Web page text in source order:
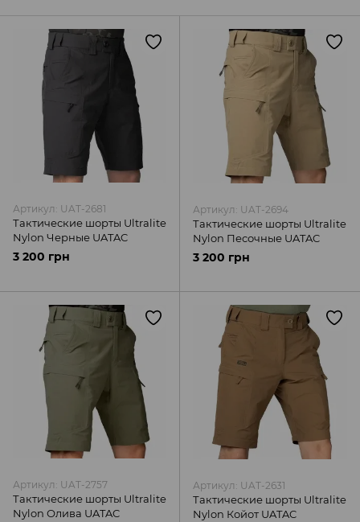
Артикул: UAT-2681
Тактические шорты Ultralite
Nylon Черные UATAC
3 200 грн
Артикул: UAT-2694
Тактические шорты Ultralite
Nylon Песочные UATAC
3 200 грн
Артикул: UAT-2757
Тактические шорты Ultralite
Nylon Олива UATAC
Артикул: UAT-2631
Тактические шорты Ultralite
Nylon Койот UATAC